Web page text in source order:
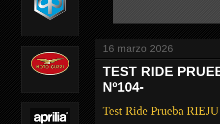
16 marzo 2026
TEST RIDE
Nº104-
Test Ride Prueba